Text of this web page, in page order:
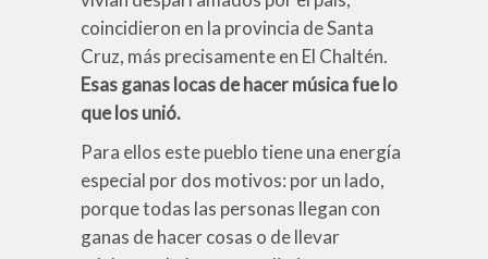
coincidieron en la provincia de Santa
Cruz, más precisamente en El Chaltén.
Esas ganas locas de hacer música fue lo
que los unió.
Para ellos este pueblo tiene una energía
especial por dos motivos: por un lado,
porque todas las personas llegan con
ganas de hacer cosas o de llevar